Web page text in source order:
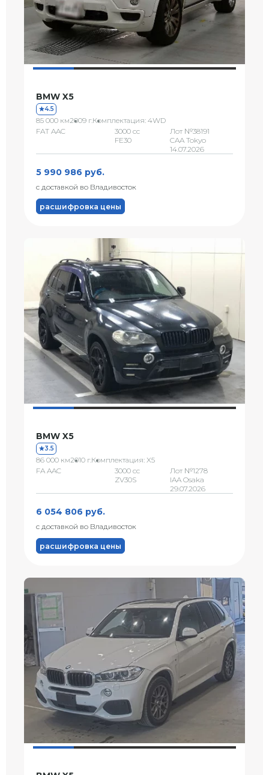
BMW X5
4.5
85 000 км2009 г.Комплектация: 4WD
FAT AAC
3000 сс
FE30
Лот №38191
CAA Tokyo
14.07.2026
5 990 986 руб.
с доставкой во Владивосток
расшифровка цены
BMW X5
3.5
86 000 км2010 г.Комплектация: X5
FA AAC
3000 сс
ZV30S
Лот №1278
IAA Osaka
29.07.2026
6 054 806 руб.
с доставкой во Владивосток
расшифровка цены